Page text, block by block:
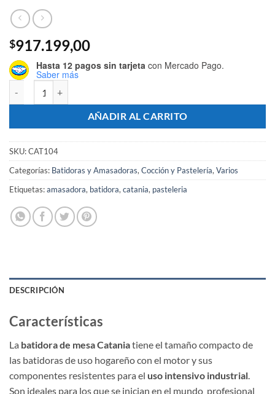
$917.199,00
Hasta 12 pagos sin tarjeta con Mercado Pago.
Saber más
AÑADIR AL CARRITO
SKU:CAT104
Categorías: Batidoras y Amasadoras, Cocción y Pastelería, Varios
Etiquetas:amasadora, batidora, catania, pasteleria
DESCRIPCIÓN
Características
La batidora de mesa Cataniatiene el tamaño compacto de
las batidoras de uso hogareño con el motor y sus
componentes resistentes para el uso intensivo industrial.
Son ideales para los que se inician en el mundo profesional